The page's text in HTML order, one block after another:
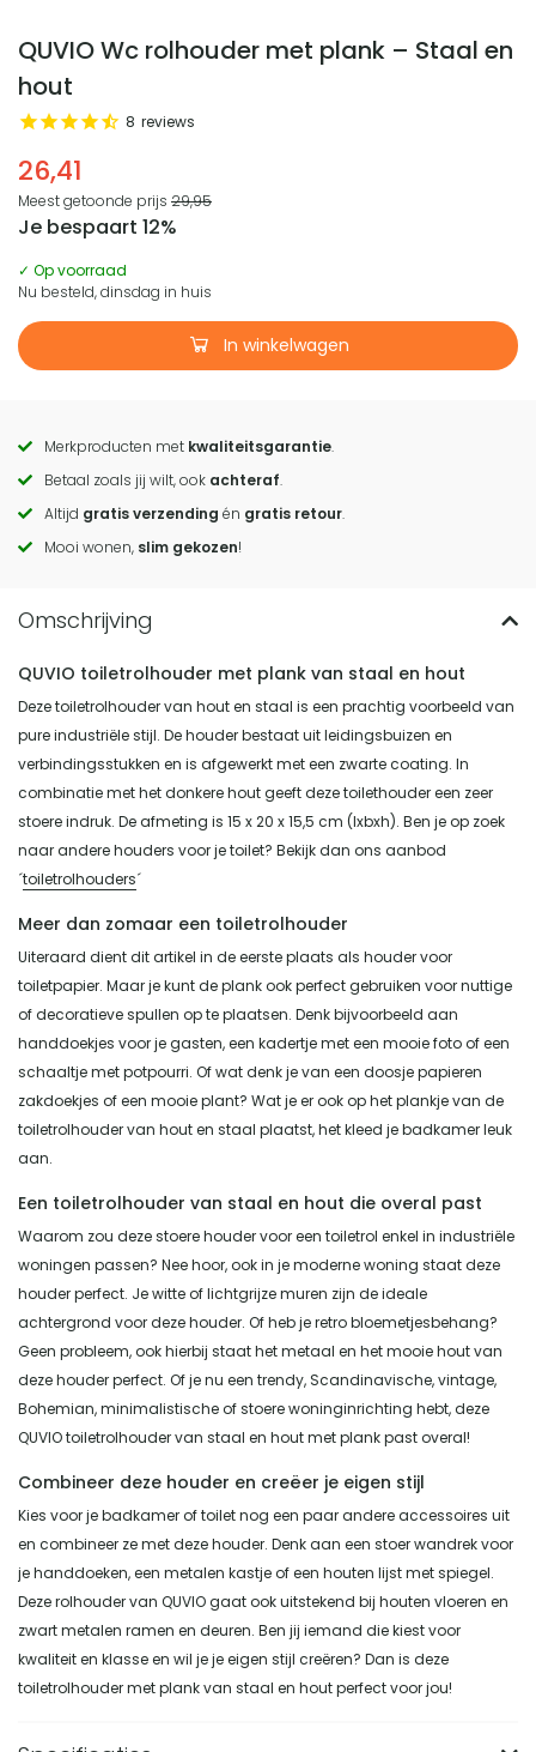
QUVIO Wc rolhouder met plank – Staal en
hout
26,41
8 reviews
Meest getoonde prijs 29,95
Je bespaart 12%
✓ Op voorraad
Nu besteld, dinsdag in huis
In winkelwagen
Call
to
actions
Merkproducten met kwaliteitsgarantie.
Betaal zoals jij wilt, ook achteraf.
Altijd gratis verzending én gratis retour.
Mooi wonen, slim gekozen!
QUVIO toiletrolhouder met plank van staal en hout
Deze toiletrolhouder van hout en staal is een prachtig voorbeeld van
pure industriële stijl. De houder bestaat uit leidingsbuizen en
verbindingsstukken en is afgewerkt met een zwarte coating. In
combinatie met het donkere hout geeft deze toilethouder een zeer
stoere indruk. De afmeting is 15 x 20 x 15,5 cm (lxbxh). Ben je op zoek
naar andere houders voor je toilet? Bekijk dan ons aanbod
´toiletrolhouders´
Meer dan zomaar een toiletrolhouder
Uiteraard dient dit artikel in de eerste plaats als houder voor
toiletpapier. Maar je kunt de plank ook perfect gebruiken voor nuttige
of decoratieve spullen op te plaatsen. Denk bijvoorbeeld aan
handdoekjes voor je gasten, een kadertje met een mooie foto of een
schaaltje met potpourri. Of wat denk je van een doosje papieren
zakdoekjes of een mooie plant? Wat je er ook op het plankje van de
toiletrolhouder van hout en staal plaatst, het kleed je badkamer leuk
aan.
Een toiletrolhouder van staal en hout die overal past
Waarom zou deze stoere houder voor een toiletrol enkel in industriële
woningen passen? Nee hoor, ook in je moderne woning staat deze
houder perfect. Je witte of lichtgrijze muren zijn de ideale
achtergrond voor deze houder. Of heb je retro bloemetjesbehang?
Geen probleem, ook hierbij staat het metaal en het mooie hout van
deze houder perfect. Of je nu een trendy, Scandinavische, vintage,
Bohemian, minimalistische of stoere woninginrichting hebt, deze
QUVIO toiletrolhouder van staal en hout met plank past overal!
Combineer deze houder en creëer je eigen stijl
Kies voor je badkamer of toilet nog een paar andere accessoires uit
en combineer ze met deze houder. Denk aan een stoer wandrek voor
je handdoeken, een metalen kastje of een houten lijst met spiegel.
Deze rolhouder van QUVIO gaat ook uitstekend bij houten vloeren en
zwart metalen ramen en deuren. Ben jij iemand die kiest voor
kwaliteit en klasse en wil je je eigen stijl creëren? Dan is deze
toiletrolhouder met plank van staal en hout perfect voor jou!